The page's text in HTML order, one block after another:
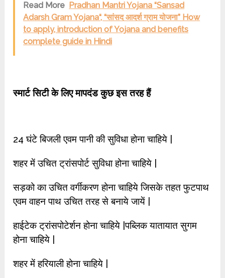
Read More Pradhan Mantri Yojana “Sansad
Adarsh Gram Yojana“, “सांसद आदर्श ग्राम योजना” How
to apply, introduction of Yojana and benefits
complete guide in Hindi
स्मार्ट सिटी के लिए मापदंड कुछ इस तरह हैं
24 घंटे बिजली एवम पानी की सुविधा होना चाहिये |
शहर में उचित ट्रांसपोर्ट सुविधा होना चाहिये |
सड़को का उचित वर्गीकरण होना चाहिये जिसके तहत फुटपाथ
एवम वाहन पाथ उचित तरह से बनाये जायें |
हाईटेक ट्रांसपोटेर्शन होना चाहिये |पब्लिक यातायात सुगम
होना चाहिये |
शहर में हरियाली होना चाहिये |